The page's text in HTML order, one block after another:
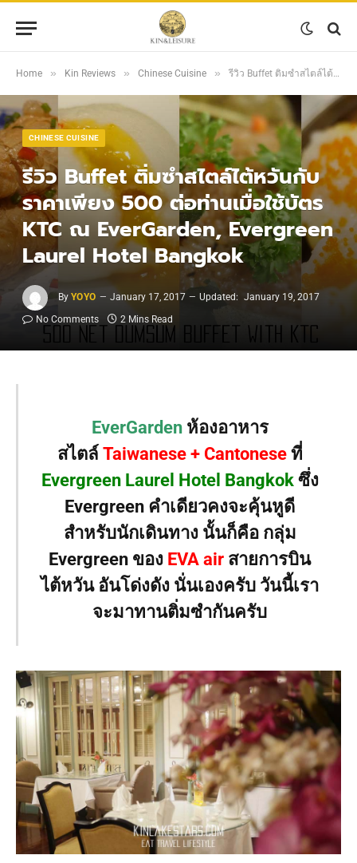
Home » Kin Reviews » Chinese Cuisine » รีวิว Buffet ติ่มซำสไตล์ไต้หวันกับราคาเพียง 500 ต่อท่านเมื่อใช้บัตร KTC ณ EverGarden, Evergreen Laurel Hotel Bangkok
CHINESE CUISINE
รีวิว Buffet ติ่มซำสไตล์ไต้หวันกับ
ราคาเพียง 500 ต่อท่านเมื่อใช้บัตร
KTC ณ EverGarden, Evergreen
Laurel Hotel Bangkok
By YOYO January 17, 2017 Updated: January 19, 2017
No Comments
2 Mins Read
EverGardenห้องอาหาร
สไตล์ Taiwanese + Cantoneseที่
Evergreen Laurel Hotel Bangkokซึ่ง
Evergreen คำเดียวคงจะคุ้นหูดี
สำหรับนักเดินทาง นั้นก็คือ กลุ่ม
Evergreen ของ EVA air สายการบิน
ไต้หวัน อันโด่งดัง นั่นเองครับ วันนี้เรา
จะมาทานติ่มซำกันครับ